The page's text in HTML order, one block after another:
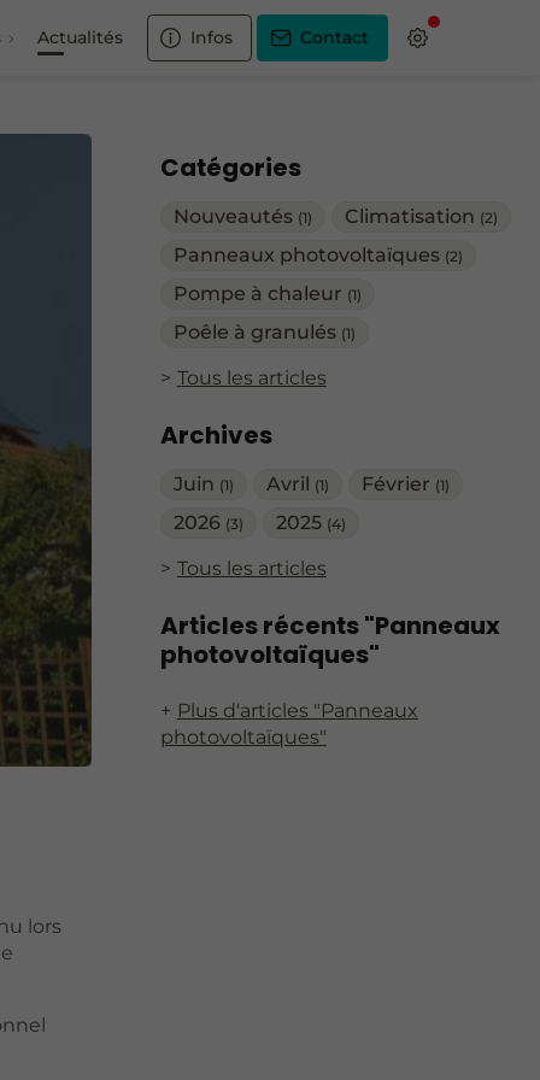
Actualités Infos Contact
Catégories
Nouveautés (1) Climatisation (2)
Panneaux photovoltaïques (2)
Pompe à chaleur (1)
Poêle à granulés (1)
Tous les articles
Archives
Juin (1) Avril (1) Février (1)
2026 (3) 2025 (4)
Tous les articles
Articles récents "Panneaux
photovoltaïques"
Plus d'articles "Panneaux
photovoltaïques"
lors